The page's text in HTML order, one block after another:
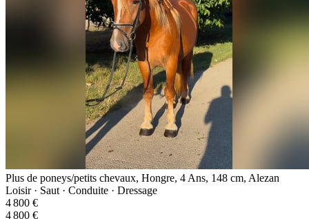
Plus de poneys/petits chevaux, Hongre, 4 Ans, 148 cm, Alezan
Loisir · Saut · Conduite · Dressage
4 800 €
4 800 €